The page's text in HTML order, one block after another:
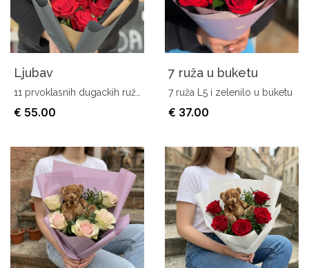
Ljubav
11 prvoklasnih dugackih ruža
€ 55.00
7 ruža u buketu
7 ruža L5 i zelenilo u buketu
€ 37.00